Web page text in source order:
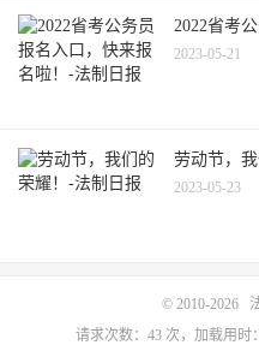
2022省考
2023-05-21
劳动节，我
2023-05-23
© 2010-2026
请求次数：43 次，加载用时